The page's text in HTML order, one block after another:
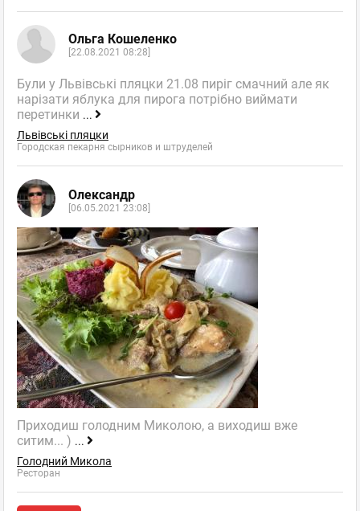
Ольга Кошеленко
[22.08.2021 08:28]
Були у Львівські пляцки 21.08 пиріг смачний але як
нарізати яблука для пирога потрібно виймати
перетинки ...
Львівські пляцки
Городская пекарня сырников и штруделей
Олександр
[06.05.2021 23:08]
Приходиш голодним Миколою, а виходиш вже
ситим... ) ...
Голодний Микола
Ресторан